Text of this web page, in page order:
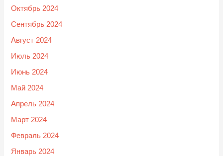
Октябрь 2024
Сентябрь 2024
Август 2024
Июль 2024
Июнь 2024
Май 2024
Апрель 2024
Март 2024
Февраль 2024
Январь 2024